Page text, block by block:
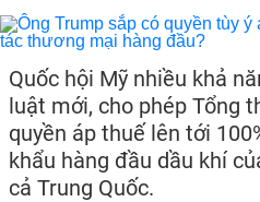
Quốc hội Mỹ nhiều khả
luật mới, cho phép Tổng
quyền áp thuế lên tới
khẩu hàng đầu dầu khí
cả Trung Quốc.